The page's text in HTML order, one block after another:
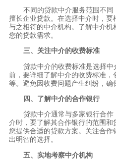
不同的贷款中介服务范围不
擅长企业贷款。在选择中介时，
与之相符的中介机构。了解中介
您的贷款需求。
三、关注中介的收费标准
贷款中介的收费标准是选择
前，要详细了解中介的收费标准
等。避免因收费问题产生纠纷，确
四、了解中介的合作银行
贷款中介通常与多家银行合
介时，要了解其合作银行的范围
您提供合适的贷款方案。关注合
出明智的选择。
五、实地考察中介机构